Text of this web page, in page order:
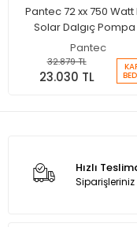
Pantec 72 xx 750 Watt
Solar Dalgıç
Max.95 Metre - Max.4.5
Su
Pantec
32.879 TL
23.030 TL
Hızlı
Siparişleriniz